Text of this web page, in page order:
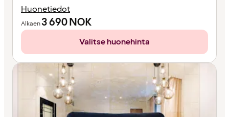
Huonetiedot
Alkaen3 690NOK
Valitse huonehinta